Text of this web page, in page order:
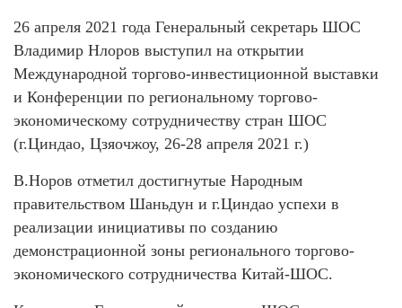
26 апреля 2021 года Генеральный секретарь ШОС
Владимир Нлоров выступил на открытии
Международной торгово-инвестиционной выставки
и Конференции по региональному торгово-
экономическому сотрудничеству стран ШОС
(г.Циндао, Цзяочжоу, 26-28 апреля 2021 г.)
В.Норов отметил достигнутые Народным
правительством Шаньдун и г.Циндао успехи в
реализации инициативы по созданию
демонстрационной зоны регионального торгово-
экономического сотрудничества Китай-ШОС.